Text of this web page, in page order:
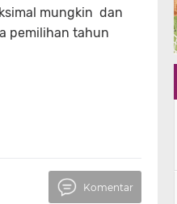
mungkin dan
pemilihan tahun
Komentar